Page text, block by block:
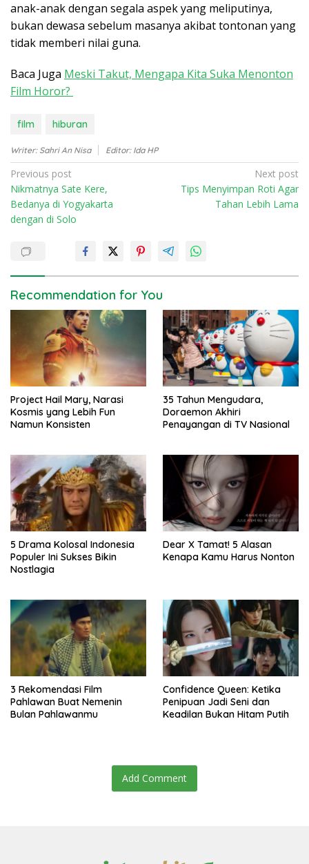
anak-anak dengan segala aspek yang meliputinya,
bukan dewasa sebelum masanya akibat tontonan yang
tidak memberi nilai guna.
Baca Juga Meski Takut, Mengapa Kita Suka Menonton
Film Horor?
film hiburan
Writer: Sahri An Nisa Editor: Ida HP
P
o
s
a
v
i
g
a
t
i
o
n
Previous post
Nikmatnya Sate Kere,
Bedanya di Yogyakarta
dengan di Solo
Next post
Tips Menyimpan Roti Agar
Tahan Lebih Lama
Recommendation for You
Project Hail Mary, Narasi
Kosmis yang Lebih Fun
Namun Konsisten
35 Tahun Mengudara,
Doraemon Akhiri
Penayangan di TV Nasional
5 Drama Kolosal Indonesia
Populer Ini Sukses Bikin
Nostlagia
Dear X Tamat! 5 Alasan
Kenapa Kamu Harus Nonton
3 Rekomendasi Film
Pahlawan Buat Nemenin
Bulan Pahlawanmu
Confidence Queen: Ketika
Penipuan Jadi Seni dan
Keadilan Bukan Hitam Putih
Add Comment